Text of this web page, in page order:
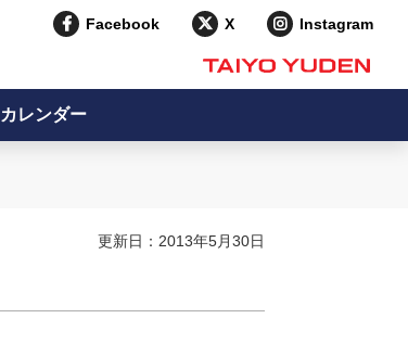
Facebook X Instagram
カレンダー
更新日：2013年5月30日